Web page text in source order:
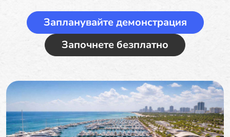
Запланувайте демонстрация
Започнете безплатно